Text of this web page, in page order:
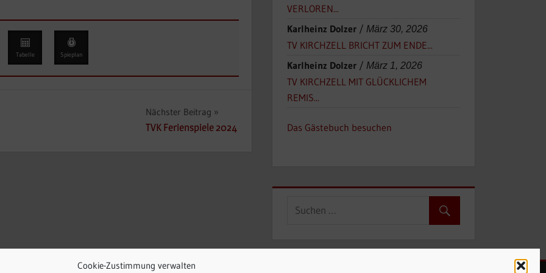
Cookie-Zustimmung verwalten
Tabelle Spieplan
Nächster Beitrag
TVK Ferienspiele 2024
VERLOREN...
Karlheinz Dolzer / März 30, 2026
TV KIRCHZELL BRICHT ZUM ENDE...
Karlheinz Dolzer / März 1, 2026
TV KIRCHZELL MIT GLÜCKLICHEM
REMIS...
Das Gästebuch besuchen